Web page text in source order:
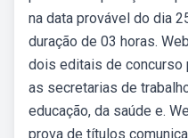
na data provável do dia
duração de 03 horas.
dois editais de concurso
as secretarias de
educação, da saúde e.
prova de títulos